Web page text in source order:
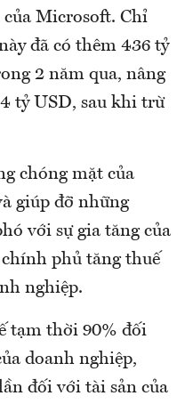
của Microsoft. Chỉ
đã có thêm 436 tỷ
2 năm qua, nâng
tỷ USD, sau khi trừ
chóng mặt của
giúp đỡ những
với sự gia tăng của
chính phủ tăng thuế
nghiệp.
tạm thời 90% đối
doanh nghiệp,
đối với tài sản của